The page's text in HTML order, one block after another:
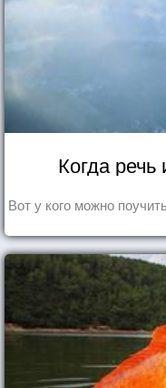
Когда
Вот у кого можно